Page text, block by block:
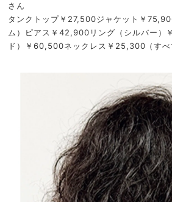
さん
タンクトップ￥27,500ジャケット￥
ム）ピアス￥42,900リング（シルバー）
ド）￥60,500ネックレス￥25,300（すべ